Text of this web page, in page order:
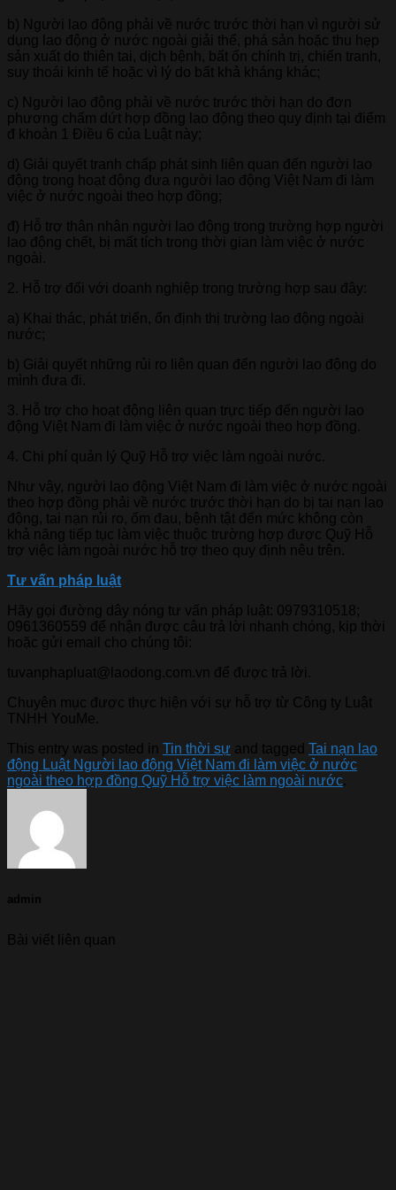
b) Người lao động phải về nước trước thời hạn vì người sử
dụng lao động ở nước ngoài giải thể, phá sản hoặc thu hẹp
sản xuất do thiên tai, dịch bệnh, bất ổn chính trị, chiến tranh,
suy thoái kinh tế hoặc vì lý do bất khả kháng khác;
c) Người lao động phải về nước trước thời hạn do đơn
phương chấm dứt hợp đồng lao động theo quy định tại điểm
đ khoản 1 Điều 6 của Luật này;
d) Giải quyết tranh chấp phát sinh liên quan đến người lao
động trong hoạt động đưa người lao động Việt Nam đi làm
việc ở nước ngoài theo hợp đồng;
đ) Hỗ trợ thân nhân người lao động trong trường hợp người
lao động chết, bị mất tích trong thời gian làm việc ở nước
ngoài.
2. Hỗ trợ đối với doanh nghiệp trong trường hợp sau đây:
a) Khai thác, phát triển, ổn định thị trường lao động ngoài
nước;
b) Giải quyết những rủi ro liên quan đến người lao động do
mình đưa đi.
3. Hỗ trợ cho hoạt động liên quan trực tiếp đến người lao
động Việt Nam đi làm việc ở nước ngoài theo hợp đồng.
4. Chi phí quản lý Quỹ Hỗ trợ việc làm ngoài nước.
Như vậy, người lao động Việt Nam đi làm việc ở nước ngoài
theo hợp đồng phải về nước trước thời hạn do bị tai nạn lao
động, tai nạn rủi ro, ốm đau, bệnh tật đến mức không còn
khả năng tiếp tục làm việc thuộc trường hợp được Quỹ Hỗ
trợ việc làm ngoài nước hỗ trợ theo quy định nêu trên.
Tư vấn pháp luật
Hãy gọi đường dây nóng tư vấn pháp luật: 0979310518;
0961360559 để nhận được câu trả lời nhanh chóng, kịp thời
hoặc gửi email cho chúng tôi:
tuvanphapluat@laodong.com.vn để được trả lời.
Chuyên mục được thực hiện với sự hỗ trợ từ Công ty Luật
TNHH YouMe.
This entry was posted in Tin thời sự and tagged Tai nạn lao
động Luật Người lao động Việt Nam đi làm việc ở nước
ngoài theo hợp đồng Quỹ Hỗ trợ việc làm ngoài nước.
admin
Bài viết liên quan